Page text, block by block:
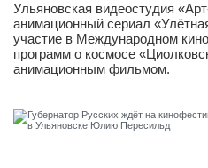
Ульяновская видеостудия
анимационный сериал
участие в Международном
программ о космосе
анимационным фильмом.